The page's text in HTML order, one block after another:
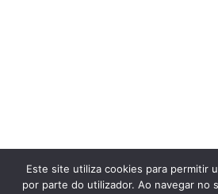
© GERA GERA – Onda
Este site utiliza cookies para permitir
por parte do utilizador. Ao navegar no